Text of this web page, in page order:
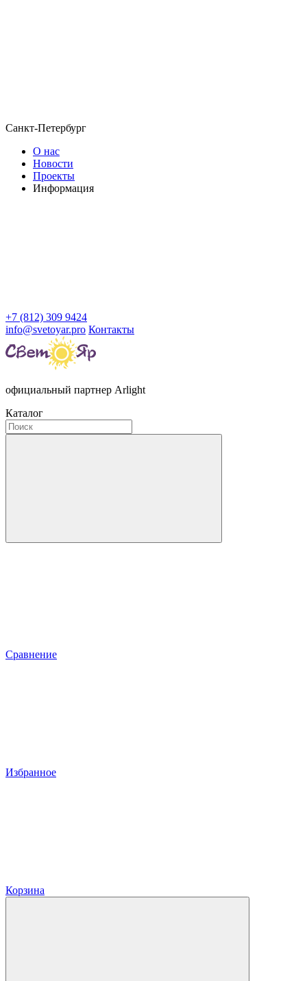
Санкт-Петербург
О нас
Новости
Проекты
Информация
+7 (812) 309 9424
info@svetoyar.pro Контакты
официальный партнер Arlight
Каталог
Сравнение
Избранное
Корзина